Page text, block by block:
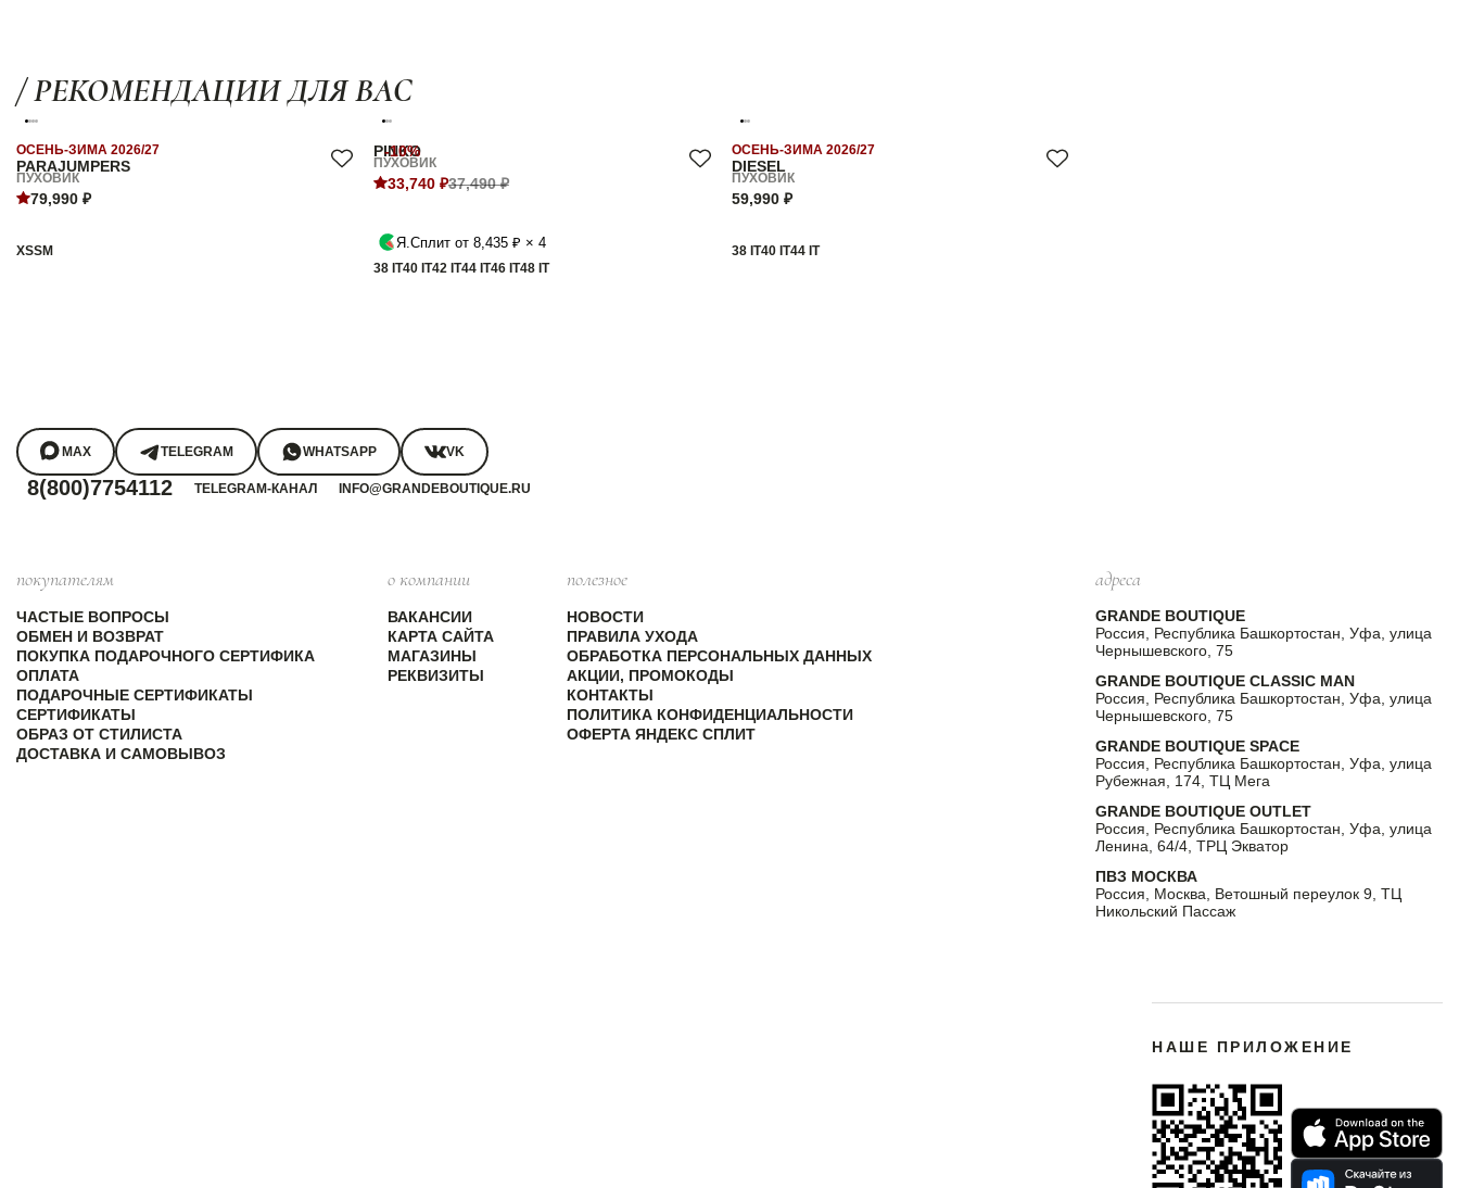
/ РЕКОМЕНДАЦИИ ДЛЯ ВАС
PARAJUMPERS
ОСЕНЬ-ЗИМА 2026/27
ПУХОВИК
79,990 ₽
XSSM
-10%
PINKO
ПУХОВИК
33,740 ₽37,490 ₽
Я.Сплит от 8,435 ₽ × 4
38 IT40 IT42 IT44 IT46 IT48 IT
DIESEL
ОСЕНЬ-ЗИМА 2026/27
ПУХОВИК
59,990 ₽
38 IT40 IT44 IT
MAX TELEGRAM WHATSAPP VK
8(800)7754112 TELEGRAM-КАНАЛ INFO@GRANDEBOUTIQUE.RU
покупателям
ЧАСТЫЕ ВОПРОСЫ
ОБМЕН И ВОЗВРАТ
ПОКУПКА ПОДАРОЧНОГО СЕРТИФИКА
ОПЛАТА
ПОДАРОЧНЫЕ СЕРТИФИКАТЫ
СЕРТИФИКАТЫ
ОБРАЗ ОТ СТИЛИСТА
ДОСТАВКА И САМОВЫВОЗ
о компании
ВАКАНСИИ
КАРТА САЙТА
МАГАЗИНЫ
РЕКВИЗИТЫ
полезное
НОВОСТИ
ПРАВИЛА УХОДА
ОБРАБОТКА ПЕРСОНАЛЬНЫХ ДАННЫХ
АКЦИИ, ПРОМОКОДЫ
КОНТАКТЫ
ПОЛИТИКА КОНФИДЕНЦИАЛЬНОСТИ
ОФЕРТА ЯНДЕКС СПЛИТ
адреса
GRANDE BOUTIQUE
Россия, Республика Башкортостан, Уфа, улица
Чернышевского, 75
GRANDE BOUTIQUE CLASSIC MAN
Россия, Республика Башкортостан, Уфа, улица
Чернышевского, 75
GRANDE BOUTIQUE SPACE
Россия, Республика Башкортостан, Уфа, улица
Рубежная, 174, ТЦ Мега
GRANDE BOUTIQUE OUTLET
Россия, Республика Башкортостан, Уфа, улица
Ленина, 64/4, ТРЦ Экватор
ПВЗ МОСКВА
Россия, Москва, Ветошный переулок 9, ТЦ
Никольский Пассаж
НАШЕ ПРИЛОЖЕНИЕ